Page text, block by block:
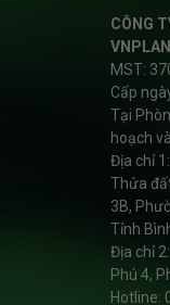
CÔNG
MST:
Cấp
Tại
hoạch
Địa chỉ 1:
Thửa
3B,
Tỉnh
Địa chỉ
Phú 4,
Hotline: